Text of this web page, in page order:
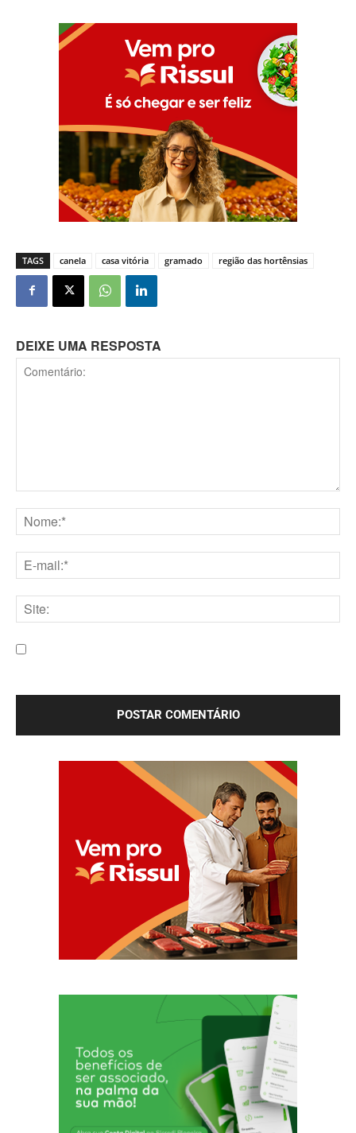
TAGS canela casa vitória gramado região das hortênsias
DEIXE UMA RESPOSTA
mail:*